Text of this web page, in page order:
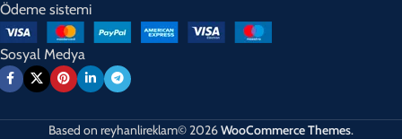
Ödeme sistemi
Sosyal Medya
Based on reyhanlireklam© 2026WooCommerce Themes.